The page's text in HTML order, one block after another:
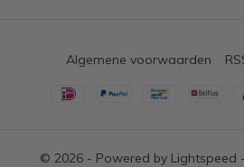
© 2026 - Powered by Lightspeed
Algemene voorwaarden